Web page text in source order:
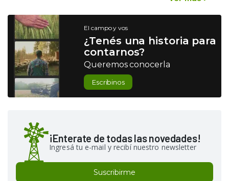
El campo y vos
¿Tenés una historia para
contarnos?
Queremos conocerla
Escribinos
¡Enterate de todas las novedades!
Ingresá tu e-mail y recibí nuestro newsletter
Suscribirme